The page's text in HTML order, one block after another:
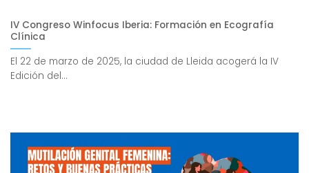
IV Congreso Winfocus Iberia: Formación en Ecografía
Clínica
El 22 de marzo de 2025, la ciudad de Lleida acogerá la IV
Edición del...